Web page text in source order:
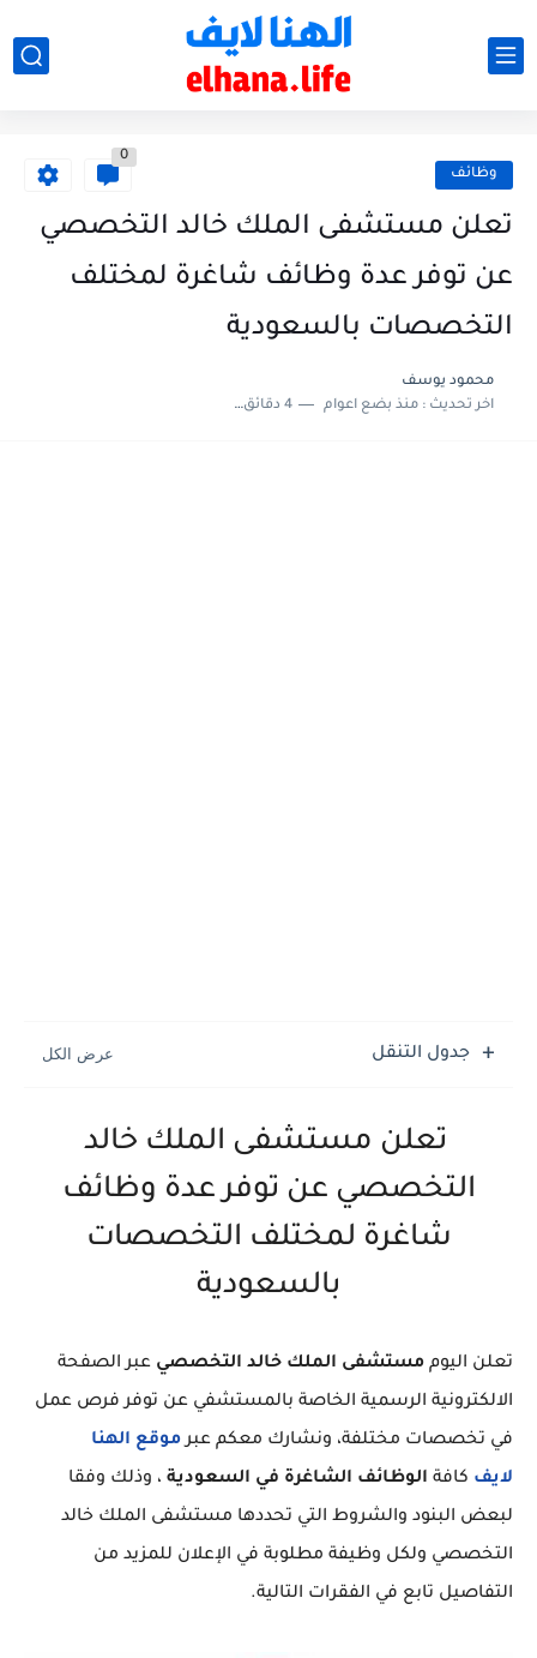
وظائف
0
تعلن مستشفى الملك خالد التخصصي
عن توفر عدة وظائف شاغرة لمختلف
التخصصات بالسعودية
محمود يوسف
اخر تحديث :منذ بضع اعوام 4 دقائق للقراءة
جدول التنقل
تعلن مستشفى الملك خالد
التخصصي عن توفر عدة وظائف
شاغرة لمختلف التخصصات
بالسعودية
تعلن اليوم مستشفى الملك خالد التخصصي عبر الصفحة
الالكترونية الرسمية الخاصة بالمستشفي عن توفر فرص عمل
في تخصصات مختلفة، ونشارك معكم عبرموقع الهنا
لايف كافة الوظائف الشاغرة في السعودية ، وذلك وفقا
لبعض البنود والشروط التي تحددها مستشفى الملك خالد
التخصصي ولكل وظيفة مطلوبة في الإعلان للمزيد من
التفاصيل تابع في الفقرات التالية.